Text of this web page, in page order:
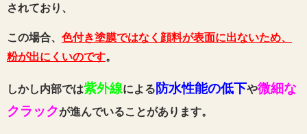
されており、
この場合、 色付き塗膜ではなく顔料が表面に出ないため、
粉が出にくいのです。
しかし内部では紫外線による 防水性能の低下や微細な
クラックが進んでいることがあります。